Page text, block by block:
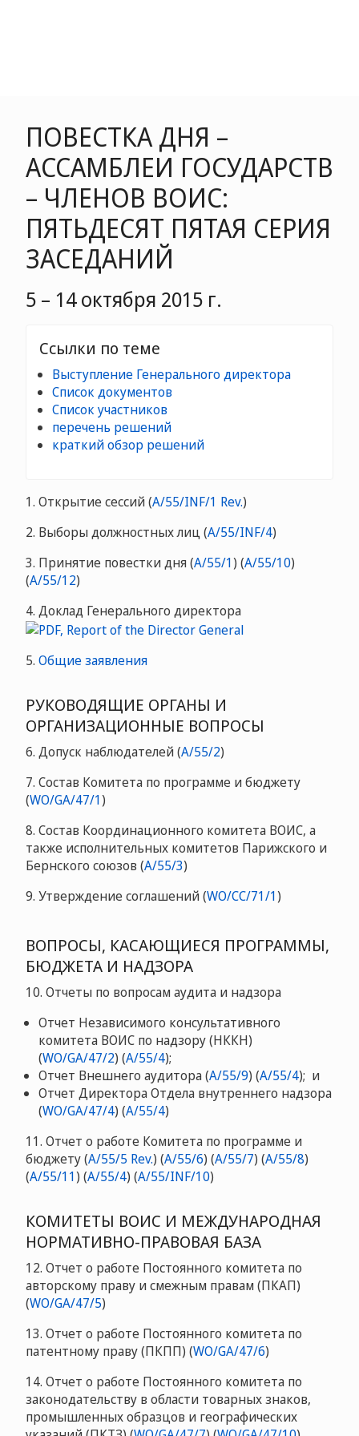
ПОВЕСТКА ДНЯ –
АССАМБЛЕИ ГОСУДАРСТВ
– ЧЛЕНОВ ВОИС:
ПЯТЬДЕСЯТ ПЯТАЯ СЕРИЯ
ЗАСЕДАНИЙ
5 – 14 октября 2015 г.
Ссылки по теме
Выступление Генерального директора
Список документов
Список участников
перечень решений
краткий обзор решений
1. Открытие сессий (A/55/INF/1 Rev.)
2. Выборы должностных лиц (A/55/INF/4)
3. Принятие повестки дня (A/55/1) (A/55/10)
(A/55/12)
4. Доклад Генерального директора
5. Общие заявления
РУКОВОДЯЩИЕ ОРГАНЫ И
ОРГАНИЗАЦИОННЫЕ ВОПРОСЫ
6. Допуск наблюдателей (A/55/2)
7. Состав Комитета по программе и бюджету
(WO/GA/47/1)
8. Состав Координационного комитета ВОИС, а
также исполнительных комитетов Парижского и
Бернского союзов (A/55/3)
9. Утверждение соглашений (WO/CC/71/1)
ВОПРОСЫ, КАСАЮЩИЕСЯ ПРОГРАММЫ,
БЮДЖЕТА И НАДЗОРА
10. Отчеты по вопросам аудита и надзора
Отчет Независимого консультативного
комитета ВОИС по надзору (НККН)
(WO/GA/47/2) (A/55/4);
Отчет Внешнего аудитора (A/55/9) (A/55/4); и
Отчет Директора Отдела внутреннего надзора
(WO/GA/47/4) (A/55/4)
11. Отчет о работе Комитета по программе и
бюджету (A/55/5 Rev.) (A/55/6) (A/55/7) (A/55/8)
(A/55/11) (A/55/4) (A/55/INF/10)
КОМИТЕТЫ ВОИС И МЕЖДУНАРОДНАЯ
НОРМАТИВНО-ПРАВОВАЯ БАЗА
12. Отчет о работе Постоянного комитета по
авторскому праву и смежным правам (ПКАП)
(WO/GA/47/5)
13. Отчет о работе Постоянного комитета по
патентному праву (ПКПП) (WO/GA/47/6)
14. Отчет о работе Постоянного комитета по
законодательству в области товарных знаков,
промышленных образцов и географических